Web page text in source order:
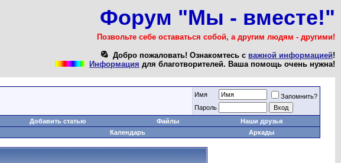
Форум "Мы - вместе!"
Позвольте себе оставаться собой, а другим людям - другими!
Добро пожаловать! Ознакомтесь с важной информацией!
Информация для благотворителей. Ваша помощь очень нужна!
Имя
Запомнить?
Пароль
Добавить статью Файлы
Наши друзья
Календарь Аркады